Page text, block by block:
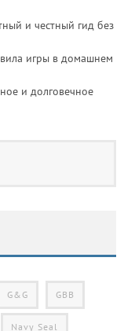
и честный гид без
игры в домашнем
и долговечное
G&G GBB
Navy Seal